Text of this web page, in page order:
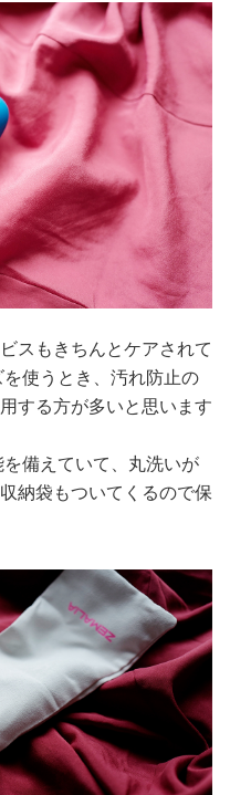
スもきちんとケアされて
使うとき、汚れ防止の
する方が多いと思います
を備えていて、丸洗いが
納袋もついてくるので保